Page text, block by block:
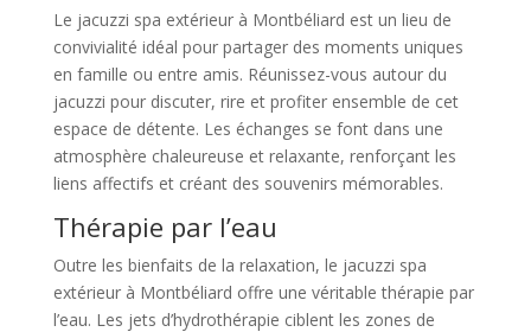
Le jacuzzi spa extérieur à Montbéliard est un lieu de
convivialité idéal pour partager des moments uniques
en famille ou entre amis. Réunissez-vous autour du
jacuzzi pour discuter, rire et profiter ensemble de cet
espace de détente. Les échanges se font dans une
atmosphère chaleureuse et relaxante, renforçant les
liens affectifs et créant des souvenirs mémorables.
Thérapie par l’eau
Outre les bienfaits de la relaxation, le jacuzzi spa
extérieur à Montbéliard offre une véritable thérapie par
l’eau. Les jets d’hydrothérapie ciblent les zones de